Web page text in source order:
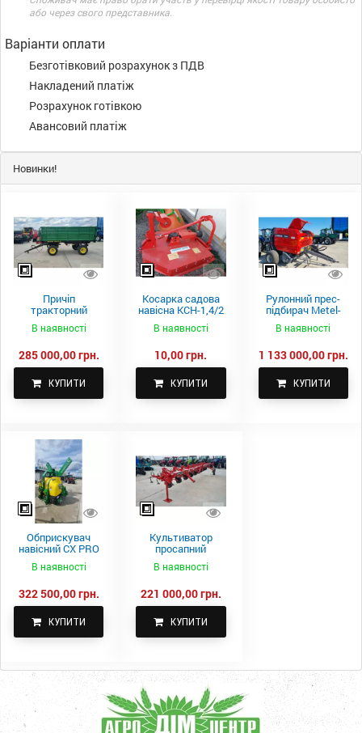
або через свого представника.
Варіанти оплати
Безготівковий розрахунок з ПДВ
Накладений платіж
Розрахунок готівкою
Авансовий платіж
Новинки!
Причіп
тракторний
самоскидний
Spike 2 ПТС-4
В наявності
285 000,00 грн.
КУПИТИ
Косарка садова
навісна КСН-1,4/2
В наявності
10,00 грн.
КУПИТИ
Рулонний прес-
підбирач Metel-
Fach Z 587
В наявності
1 133 000,00 грн.
КУПИТИ
Обприскувач
навісний CX PRO
В наявності
322 500,00 грн.
КУПИТИ
Культиватор
просапний
КПН-5,6-05
В наявності
221 000,00 грн.
КУПИТИ